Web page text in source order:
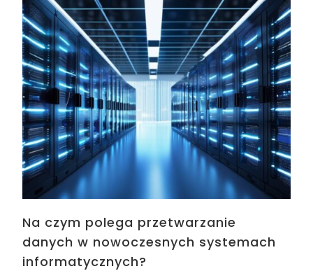
Na czym polega przetwarzanie
danych w nowoczesnych systemach
informatycznych?